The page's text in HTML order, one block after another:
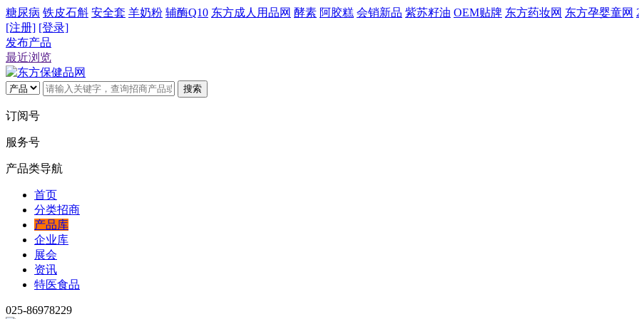
糖尿病 铁皮石斛 安全套 羊奶粉 辅酶Q10 东方成人用品网 酵素 阿胶糕 会销新品 紫苏籽油 OEM贴牌 东方药妆网 东方孕婴童网
[注册] [登录]
发布产品
最近浏览
搜索
订阅号
服务号
产品类导航
首页
分类招商
产品库
企业库
展会
资讯
特医食品
025-86978229